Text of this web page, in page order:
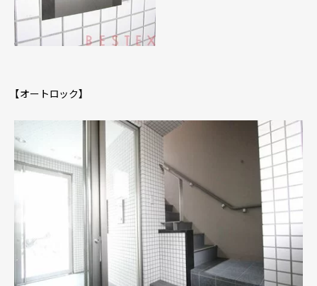
【オートロック】